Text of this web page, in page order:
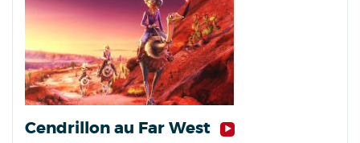
Cendrillon au Far West